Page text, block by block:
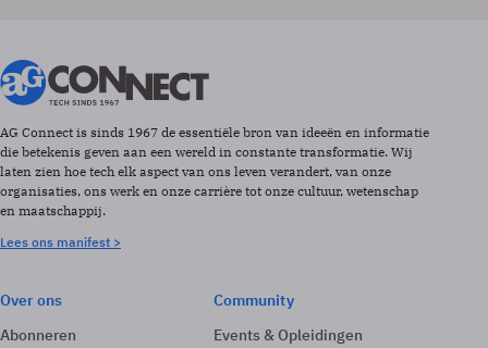
AG Connect is sinds 1967 de essentiële bron van ideeën en informatie
die betekenis geven aan een wereld in constante transformatie. Wij
laten zien hoe tech elk aspect van ons leven verandert, van onze
organisaties, ons werk en onze carrière tot onze cultuur, wetenschap
en maatschappij.
Lees ons manifest >
Over ons
Abonneren
Community
Events & Opleidingen